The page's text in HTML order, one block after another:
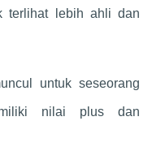
terlihat lebih ahli dan
untuk seseorang
nilai plus dan